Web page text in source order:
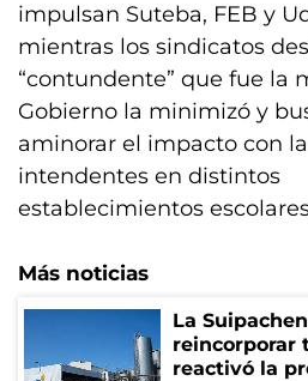
impulsan Suteba, FEB y
mientras los sindicatos
“contundente” que fue la
Gobierno la minimizó y
aminorar el impacto con
intendentes en distintos
establecimientos
Más noticias
La
reincorporar
reactivó la